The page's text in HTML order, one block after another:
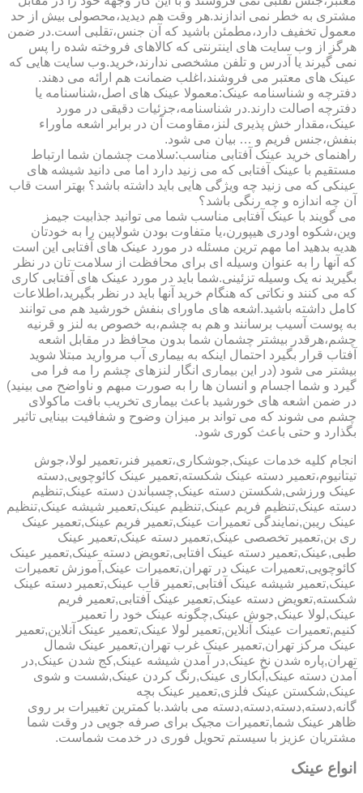
مشتری به خطر نمی اندازند.هر وقت هم دیدید،محصولی بیش از حد
معمول تخفیف دارد،مطمئن باشید که آن جنس،تقلبی است.در ضمن
هرگز از وب سایت های اینترنتی که کالاهای فروخته شده را پس
نمی گیرند یا آدرس و تلفن مشخصی ندارند،خرید.وب سایت هایی که
عینک های معتبر می فروشند،اغلب ضمانت هم ارائه می دهند.
دفترچه و شناسنامه عینک:معمولا عینک های اصل،شناسنامه یا
دفترچه اصالت دارند.در شناسنامه،جزئیات دقیقی در مورد
عینک،مقدار خش پذیری لنز،مقاومت آن در برابر اشعه ماوراء
بنفش،جنس فریم و … بیان می شود.
راهنمای خرید عینک آفتابی مناسب:سلامت چشمان شما ارتباط
مستقیم با عینک آفتابی که می زنید دارد اما می دانید شیشه های
عینکی که می زنید چه ویژگی هایی باید داشته باشد؟ بهتر است قاب
آن چه اندازه و چه رنگی باشد؟
می گویند با عینک آفتابی مناسب شما می توانید جذابیت جیمز
وین،شکوه اودری هیپورن،یا متفاوت بودن شولاپین را به خودتان
هدیه بدهید اما مهم ترین مسئله در مورد عینک های آفتابی این است
که آنها را به عنوان وسیله ای برای محافظت از سلامت تان در نظر
بگیرید نه یک وسیله تزئینی.شما باید در مورد عینک های آفتابی کاری
که می کنند و نکاتی که هنگام خرید آنها باید در نظر بگیرید،اطلاعات
کامل داشته باشید.اشعه های ماورای بنفش خورشید هم می توانند
به پوست آسیب برسانند و هم به چشم،به خصوص به لنز و قرنیه
چشم،هرقدر بیشتر چشمان شما بدون محافظ در مقابل اشعه
آفتاب قرار بگیرد احتمال اینکه به بیماری آب مروارید مبتلا شوید
بیشتر می شود (در این بیماری انگار لنزهای چشم را مه فرا می
گیرد و شما اجسام و انسان ها را به صورت مبهم و ناواضح می بینید)
در ضمن اشعه های خورشید باعث بیماری تخریب بافت ماکولای
چشم می شوند که می تواند بر میزان وضوح و شفافیت بینایی تاثیر
بگذارد و حتی باعث کوری شود.
انجام کلیه خدمات عینک,جوشکاری،تعمیر فنر،تعمیر لولا،جوش
تیتانیوم،تعمیر دسته عینک شکسته,تعمیر عینک کائوچویی,دسته
عینک ورزشی,شکستن دسته عینک,چسباندن دسته عینک,تنظیم
دسته عینک,تنظیم فریم عینک,تنظیم عینک,تعمیر شیشه عینک,تنظیم
عینک ریبن,نمایندگی تعمیرات عینک,تعمیر فریم عینک,تعمیر عینک
ری بن,تعمیر تخصصی عینک,تعمیر دسته عینک,تعمیر عینک
طبی,عینک,تعمیر دسته عینک افتابی,تعویض دسته عینک,تعمیر عینک
کائوچویی,تعمیرات عینک در تهران,تعمیرات عینک,آموزش تعمیرات
عینک,تعمیر شیشه عینک آفتابی,تعمیر قاب عینک,تعمیر دسته عینک
شکسته,تعویض دسته عینک,تعمیر عینک آفتابی,تعمیر فریم
عینک,لولا عینک,جوش عینک,چگونه عینک خود را تعمیر
کنیم,تعمیرات عینک آنلاین,تعمیر لولا عینک,تعمیر عینک آنلاین,تعمیر
عینک مرکز تهران,تعمیر عینک غرب تهران,تعمیر عینک شمال
تهران,پاره شدن نخ عینک,در آمدن شیشه عینک,کج شدن عینک,در
آمدن دسته عینک,آبکاری عینک,رنگ کردن عینک,شست و شوی
عینک,شکستن عینک فلزی,تعمیر عینک بچه
گانه,دسته,دسته,دسته,دسته می باشد.با کمترین تغییرات بر روی
ظاهر عینک شما,تعمیرات مجیک برای صرفه جویی در وقت شما
مشتریان عزیز با سیستم تحویل فوری در خدمت شماست.
انواع عینک